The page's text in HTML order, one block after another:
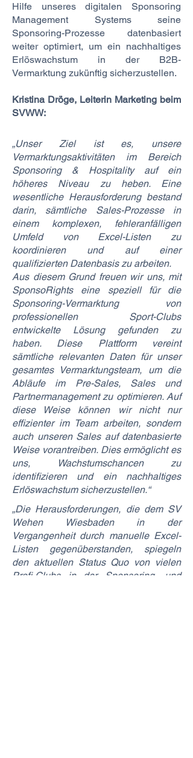
Hilfe unseres digitalen Sponsoring
Management Systems seine
Sponsoring-Prozesse datenbasiert
weiter optimiert, um ein nachhaltiges
Erlöswachstum in der B2B-
Vermarktung zukünftig sicherzustellen.
Kristina Dröge, Leiterin Marketing beim
SVWW:
„Unser Ziel ist es, unsere
Vermarktungsaktivitäten im Bereich
Sponsoring & Hospitality auf ein
höheres Niveau zu heben. Eine
wesentliche Herausforderung bestand
darin, sämtliche Sales-Prozesse in
einem komplexen, fehleranfälligen
Umfeld von Excel-Listen zu
koordinieren und auf einer
qualifizierten Datenbasis zu arbeiten.
Aus diesem Grund freuen wir uns, mit
SponsoRights eine speziell für die
Sponsoring-Vermarktung von
professionellen Sport-Clubs
entwickelte Lösung gefunden zu
haben. Diese Plattform vereint
sämtliche relevanten Daten für unser
gesamtes Vermarktungsteam, um die
Abläufe im Pre-Sales, Sales und
Partnermanagement zu optimieren. Auf
diese Weise können wir nicht nur
effizienter im Team arbeiten, sondern
auch unseren Sales auf datenbasierte
Weise vorantreiben. Dies ermöglicht es
uns, Wachstumschancen zu
identifizieren und ein nachhaltiges
Erlöswachstum sicherzustellen.“
„Die Herausforderungen, die dem SV
Wehen Wiesbaden in der
Vergangenheit durch manuelle Excel-
Listen gegenüberstanden, spiegeln
den aktuellen Status Quo von vielen
Profi-Clubs in der Sponsoring- und